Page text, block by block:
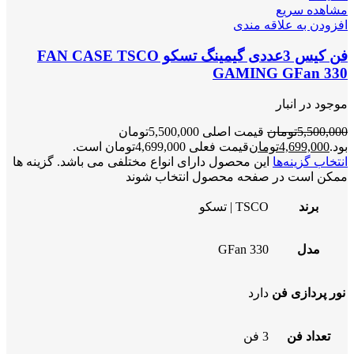
مشاهده سریع
افزودن به علاقه مندی
فن کیس 3عددی گیمینگ تسکو FAN CASE TSCO
GAMING GFan 330
موجود در انبار
5,500,000تومان
قیمت اصلی 5,500,000تومان
بود.4,699,000تومانقیمت فعلی 4,699,000تومان است.
انتخاب گزینه‌ها این محصول دارای انواع مختلفی می باشد. گزینه ها
ممکن است در صفحه محصول انتخاب شوند
برند TSCO | تسکو
مدل GFan 330
نور پردازی فن دارد
تعداد فن 3 فن